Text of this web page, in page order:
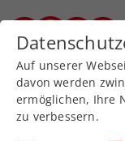
Zurück zur
Turniere
Auf unserer
davon werden
ermöglichen, Ihre
zu verbessern.